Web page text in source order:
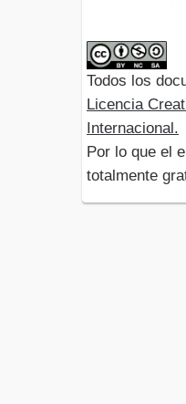
Todos los
Licencia
Internacional.
Por lo que el
totalmente